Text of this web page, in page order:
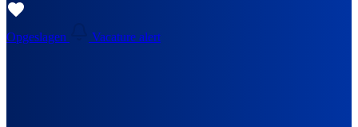
Opgeslagen Vacature alert